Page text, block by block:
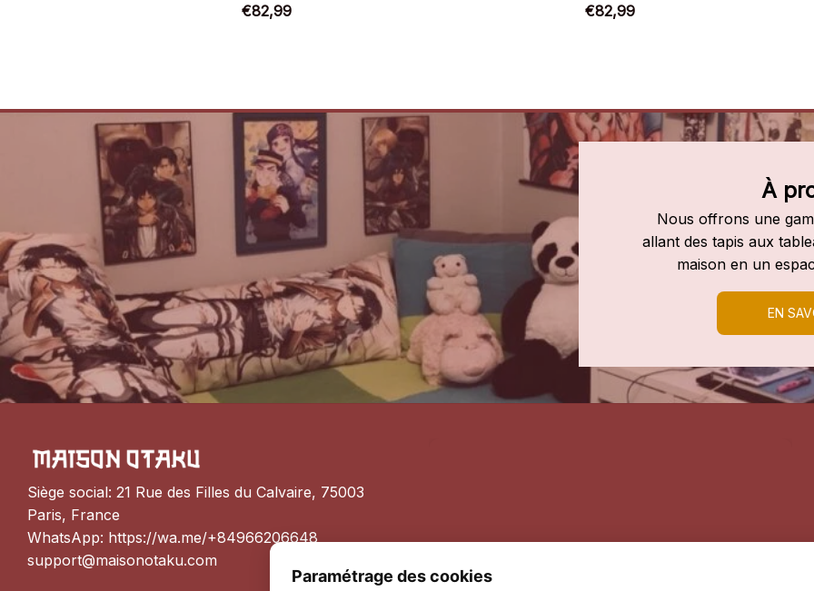
sama: Love is War
€82,99
sama: Love is War
€82,99
À
Nous offrons une
allant des tapis aux
maison en un
EN
Siège social: 21 Rue des Filles du Calvaire, 75003
Paris, France
WhatsApp: https://wa.me/+84966206648
support@maisonotaku.com
Paramétrage des cookies